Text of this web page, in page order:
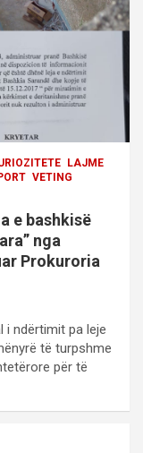
LAJME
VETING
e bashkisë
nga
Prokuroria
i ndërtimit pa leje
të turpshme
për të